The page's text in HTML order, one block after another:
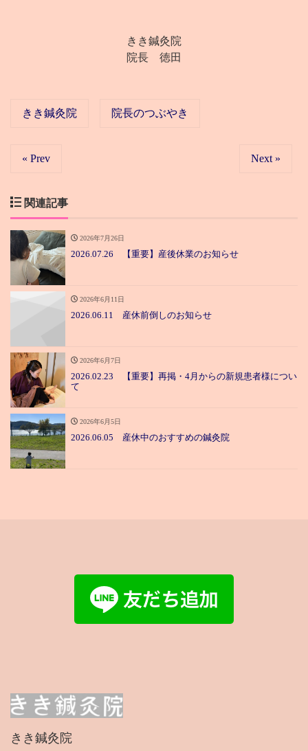
きき鍼灸院
院長 徳田
きき鍼灸院 院長のつぶやき
« Prev Next »
関連記事
2026年7月26日
2026.07.26 【重要】産後休業のお知らせ
2026年6月11日
2026.06.11 産休前倒しのお知らせ
2026年6月7日
2026.02.23 【重要】再掲・4月からの新規患者様につい
て
2026年6月5日
2026.06.05 産休中のおすすめの鍼灸院
きき鍼灸院